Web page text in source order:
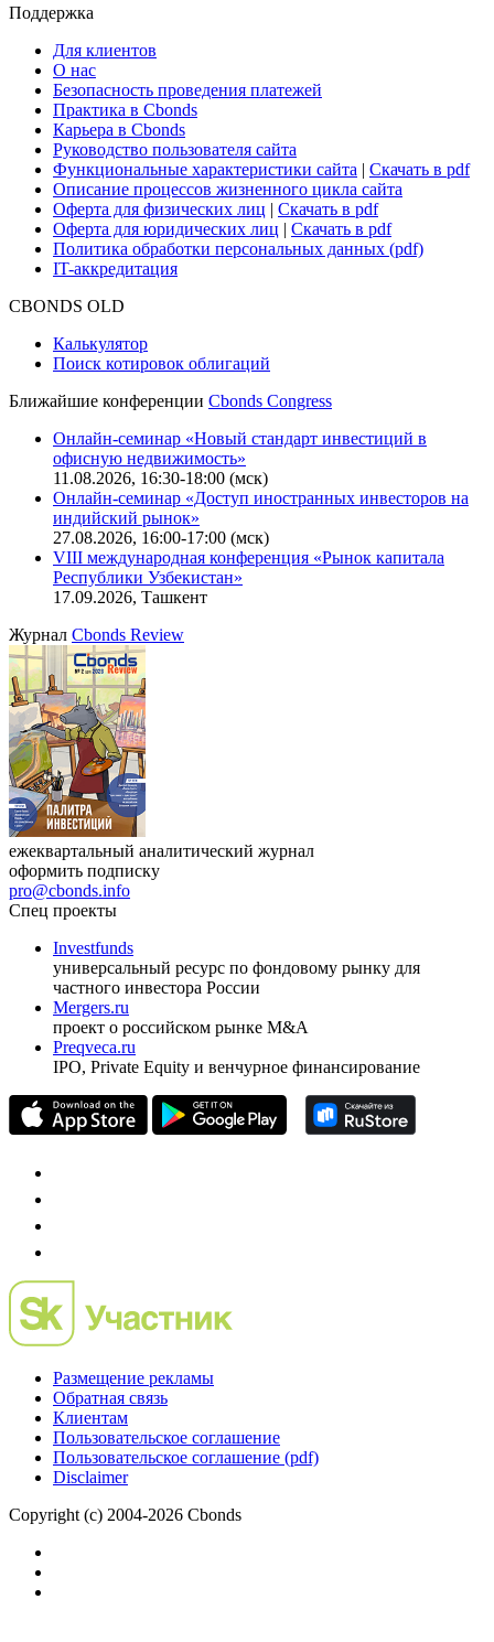
Сбондс-ТВ
Глоссарий
Поддержка
Для клиентов
О нас
Безопасность проведения платежей
Практика в Cbonds
Карьера в Cbonds
Руководство пользователя сайта
Функциональные характеристики сайта|Скачать в pdf
Описание процессов жизненного цикла сайта
Оферта для юридических лиц
IT-аккредитация
Поиск котировок облигаций
Ближайшие конференцииCbonds Congress
Онлайн-семинар «Новый стандарт инвестиций в
офисную недвижимость»
11.08.2026, 16:30-18:00 (мск)
Онлайн-семинар «Доступ иностранных инвесторов на
индийский рынок»
VIII международная конференция «Рынок капитала
Республики Узбекистан»
17.09.2026, Ташкент
ЖурналCbonds Review
оформить подписку
pro@cbonds.info
Спец проекты
Investfunds
универсальный ресурс по фондовому рынку для
частного инвестора России
проект о российском рынке M&A
Preqveca.ru
Размещение рекламы
Обратная связь
Пользовательское соглашение
Copyright (c) 2004-2026 Cbonds